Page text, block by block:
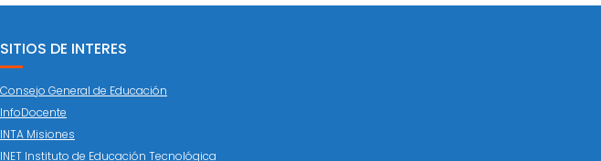
SITIOS DE INTERES
Consejo General de Educación
InfoDocente
INTA Misiones
INET Instituto de Educación Tecnológica